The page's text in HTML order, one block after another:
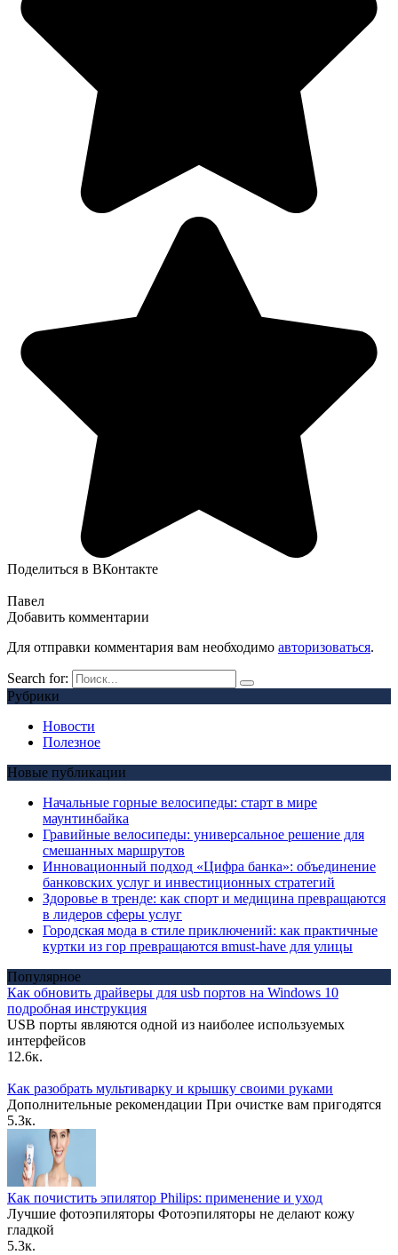
Поделиться в ВКонтакте
Павел
Добавить комментарии
Для отправки комментария вам необходимо авторизоваться.
Search for:
Рубрики
Новости
Полезное
Новые публикации
Начальные горные велосипеды: старт в мире
маунтинбайка
Гравийные велосипеды: универсальное решение для
смешанных маршрутов
Инновационный подход «Цифра банка»: объединение
банковских услуг и инвестиционных стратегий
Здоровье в тренде: как спорт и медицина превращаются
в лидеров сферы услуг
Городская мода в стиле приключений: как практичные
куртки из гор превращаются вmust-have для улицы
Популярное
Как обновить драйверы для usb портов на Windows 10
подробная инструкция
USB порты являются одной из наиболее используемых
интерфейсов
12.6к.
Как разобрать мультиварку и крышку своими руками
Дополнительные рекомендации При очистке вам пригодятся
5.3к.
Как почистить эпилятор Philips: применение и уход
Лучшие фотоэпиляторы Фотоэпиляторы не делают кожу
гладкой
5.3к.